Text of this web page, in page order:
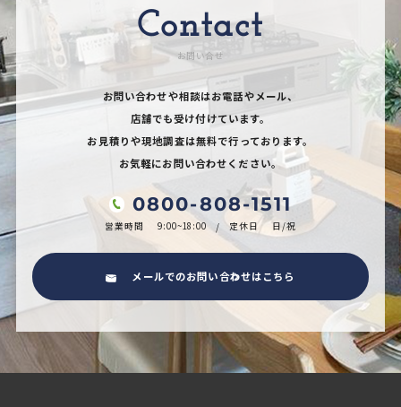
Contact
お問い合せ
お問い合わせや相談はお電話やメール、
店舗でも受け付けています。
お見積りや現地調査は無料で行っております。
お気軽にお問い合わせください。
0800-808-1511
営業時間 9:00~18:00 定休日 日/祝
メールでのお問い合わせはこちら